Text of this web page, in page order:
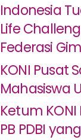
Indonesia
Life
Federasi
KONI Pusat
Mahasiswa
Ketum
PB PDBI